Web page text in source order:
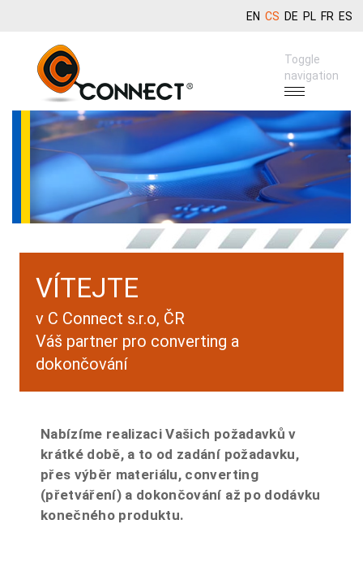
EN CS DE PL FR ES
Toggle
navigation
VÍTEJTE
v C Connect s.r.o, ČR
Váš partner pro converting a
dokončování
Nabízíme realizaci Vašich požadavků v
krátké době, a to od zadání požadavku,
přes výběr materiálu, converting
(přetváření) a dokončování až po dodávku
konečného produktu.